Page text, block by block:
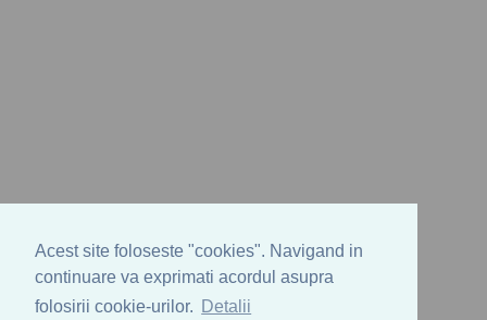
Acest site foloseste "cookies". Navigand in
continuare va exprimati acordul asupra
folosirii cookie-urilor.
Detalii